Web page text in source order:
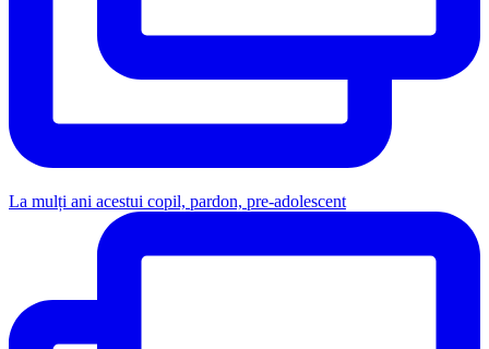
La mulți ani acestui copil, pardon, pre-adolescent